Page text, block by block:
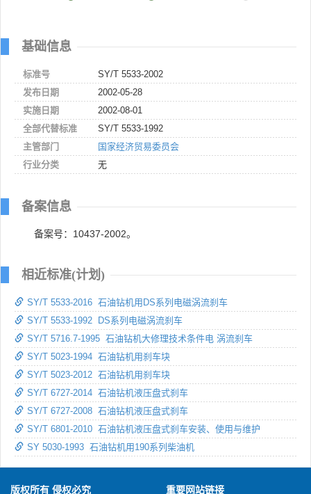
基础信息
标准号
SY/T 5533-2002
发布日期
2002-05-28
实施日期
2002-08-01
全部代替标准
SY/T 5533-1992
主管部门
国家经济贸易委员会
行业分类
无
备案信息
备案号：10437-2002。
相近标准(计划)
SY/T 5533-2016 石油钻机用DS系列电磁涡流刹车
SY/T 5533-1992 DS系列电磁涡流刹车
SY/T 5716.7-1995 石油钻机大修理技术条件电 涡流刹车
SY/T 5023-1994 石油钻机用刹车块
SY/T 5023-2012 石油钻机用刹车块
SY/T 6727-2014 石油钻机液压盘式刹车
SY/T 6727-2008 石油钻机液压盘式刹车
SY/T 6801-2010 石油钻机液压盘式刹车安装、使用与维护
SY 5030-1993 石油钻机用190系列柴油机
版权所有 侵权必究 重要网站链接